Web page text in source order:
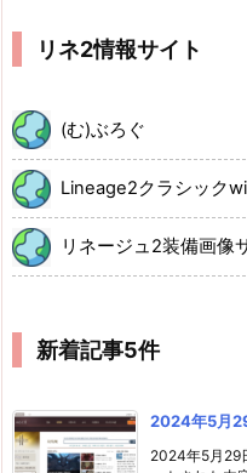
リネ2情報サイト
(む)ぶろぐ
Lineage2クラシック
リネージュ2装備画像
新着記事5件
2024年5月
2024年5月29